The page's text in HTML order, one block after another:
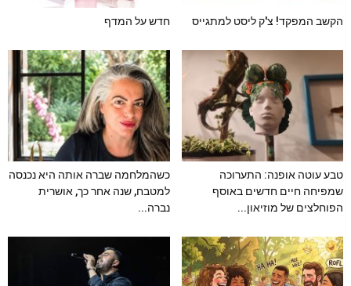
הקשב המפקד! צ'ק ליסט למתגייס חדש על המדף
טבע עוטה אופנה: התערוכה
שמפיחה חיים חדשים באוסף
הפוחלצים של מוזיאון...
כשהמלחמה שברה אותה היא נכנסה
למטבח, שנה אחר כך, אושרית
נברה...